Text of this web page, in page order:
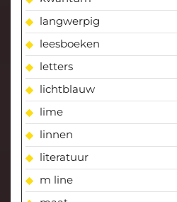
langwerpig
leesboeken
letters
lichtblauw
lime
linnen
literatuur
m line